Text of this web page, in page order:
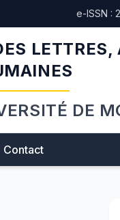
e-ISSN :
LETTRES,
DE
Contact